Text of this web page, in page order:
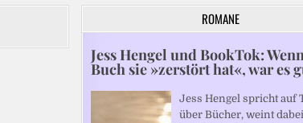
ROMANE
Jess Hengel und BookTok:
Buch sie »zerstört hat«, war es
Jess Hengel spricht auf
über Bücher, weint